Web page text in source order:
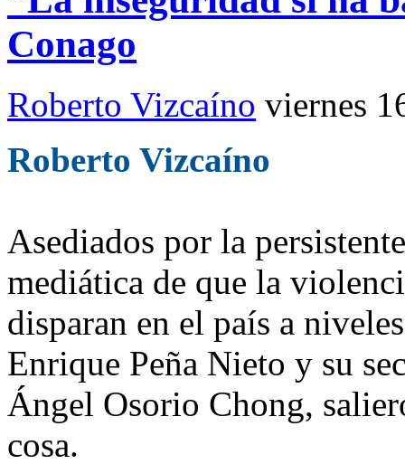
Conago
Roberto Vizcaíno viernes
Roberto Vizcaíno
Asediados por la
mediática de que la
disparan en el país a
Enrique Peña Nieto y su
Ángel Osorio Chong,
cosa.